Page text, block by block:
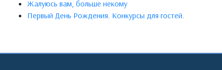
Жалуюсь вам, больше некому
Первый День Рождения. Конкурсы для гостей.